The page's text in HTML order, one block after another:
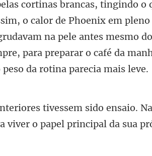
de Phoenix em
na pele antes mesmo
ensaio.